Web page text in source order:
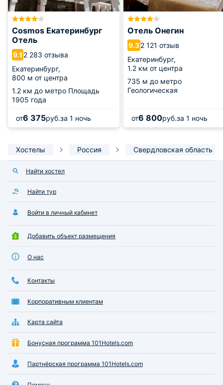
Cosmos Екатеринбург
Отель
9.1 2 283 отзыва
Екатеринбург,
800 м от центра
1.2 км до метро Площадь
1905 года
от6 375руб.за 1 ночь
Отель Онегин
9.32 121 отзыв
Екатеринбург,
1.2 км от центра
735 м до метро
Геологическая
от6 800руб.за 1 ночь
Хостелы Россия Свердловская область
Найти хостел
Найти тур
Войти в личный кабинет
Добавить объект размещения
О нас
Контакты
Корпоративным клиентам
Карта сайта
Бонусная программа 101Hotels.com
Партнёрская программа 101Hotels.com